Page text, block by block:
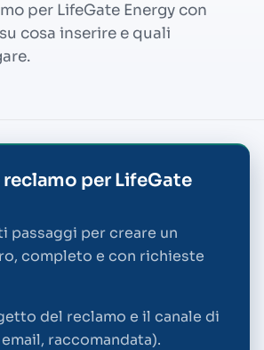
per LifeGate Energy con
cosa inserire e quali
per LifeGate
passaggi per creare un
completo e con richieste
del reclamo e il canale di
raccomandata).